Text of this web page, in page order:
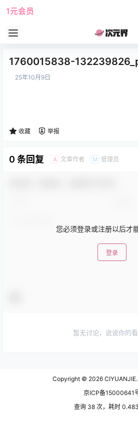
1元会员
1760015838-
25年10月9日
收藏 举报
0 条回复 A 文章作者 M 管理员
您必须登录或注册以后才
登录
暂无讨论，说说你的
Copyright © 2026
京ICP备15000641
查询 38 次，耗时